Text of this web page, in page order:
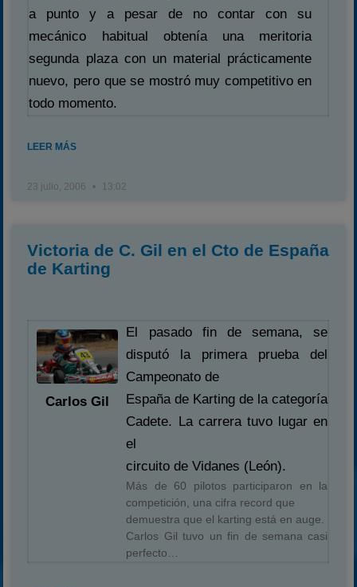
a punto y a pesar de no contar con su
mecánico habitual obtenía una meritoria
segunda plaza con un material prácticamente
nuevo, pero que se mostró muy competitivo en
todo momento.
LEER MÁS
23 julio, 2006 13:02
Victoria de C. Gil en el Cto de España
de Karting
Carlos Gil
El pasado fin de semana, se
disputó la primera prueba del
Campeonato de
España de Karting de la categoría
Cadete. La carrera tuvo lugar en
el
circuito de Vidanes (León).
Más de 60 pilotos participaron en la
competición, una cifra record que
demuestra que el karting está en auge.
Carlos Gil tuvo un fin de semana casi
perfecto…